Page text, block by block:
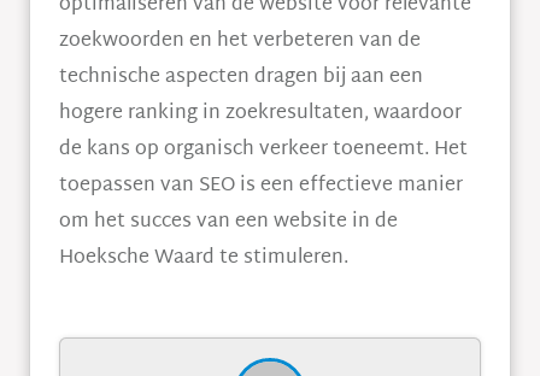
zoekwoorden en het verbeteren van de
technische aspecten dragen bij aan een
hogere ranking in zoekresultaten, waardoor
de kans op organisch verkeer toeneemt. Het
toepassen van SEO is een effectieve manier
om het succes van een website in de
Hoeksche Waard te stimuleren.